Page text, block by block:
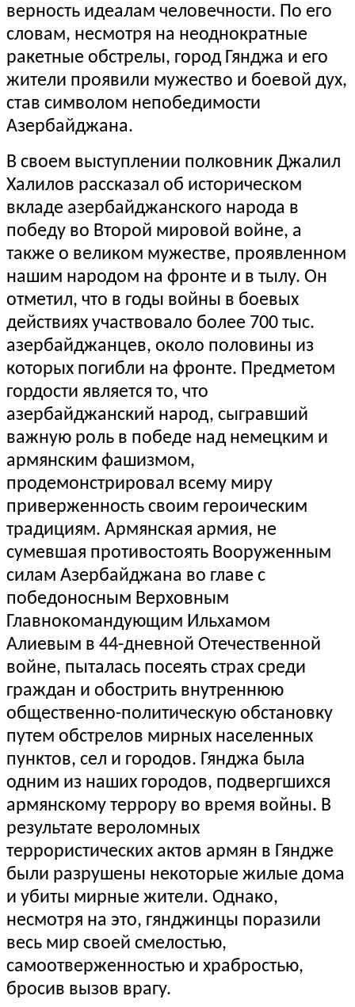
верность идеалам человечности. По его
словам, несмотря на неоднократные
ракетные обстрелы, город Гянджа и его
жители проявили мужество и боевой дух,
став символом непобедимости
Азербайджана.
В своем выступлении полковник Джалил
Халилов рассказал об историческом
вкладе азербайджанского народа в
победу во Второй мировой войне, а
также о великом мужестве, проявленном
нашим народом на фронте и в тылу. Он
отметил, что в годы войны в боевых
действиях участвовало более 700 тыс.
азербайджанцев, около половины из
которых погибли на фронте. Предметом
гордости является то, что
азербайджанский народ, сыгравший
важную роль в победе над немецким и
армянским фашизмом,
продемонстрировал всему миру
приверженность своим героическим
традициям. Армянская армия, не
сумевшая противостоять Вооруженным
силам Азербайджана во главе с
победоносным Верховным
Главнокомандующим Ильхамом
Алиевым в 44-дневной Отечественной
войне, пыталась посеять страх среди
граждан и обострить внутреннюю
общественно-политическую обстановку
путем обстрелов мирных населенных
пунктов, сел и городов. Гянджа была
одним из наших городов, подвергшихся
армянскому террору во время войны. В
результате вероломных
террористических актов армян в Гяндже
были разрушены некоторые жилые дома
и убиты мирные жители. Однако,
несмотря на это, гянджинцы поразили
весь мир своей смелостью,
самоотверженностью и храбростью,
бросив вызов врагу.